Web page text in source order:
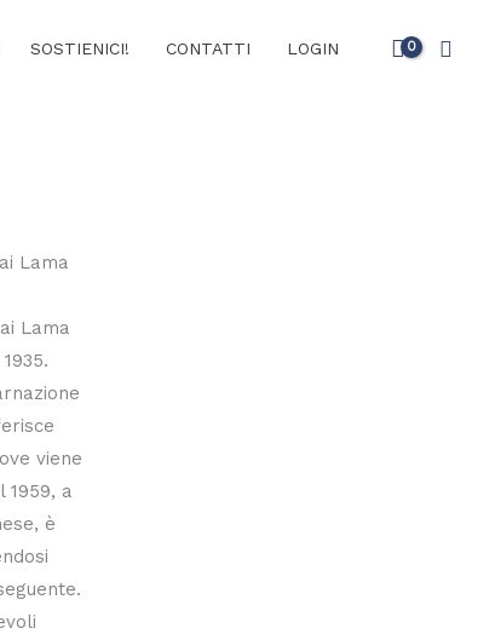
SOSTIENICI! CONTATTI LOGIN
Lama
viene
1959, a
è